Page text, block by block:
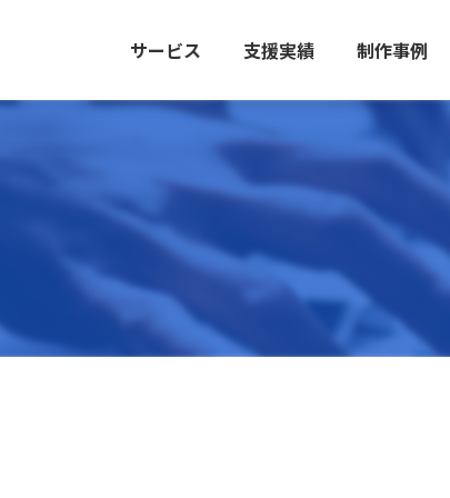
サービス
WEB
MARKETING
Webマーケティング
PRINTING
支援実績 制作事例
ONLINE
ク
PRINTING